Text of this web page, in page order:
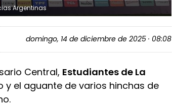
Argentinas
domingo, 14 de diciembre de 2025 · 08:08
Central, Estudiantes de La
y el aguante de varios hinchas de